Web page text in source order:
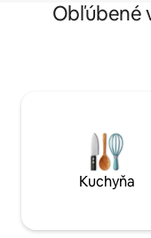
Obľúbené
Kuchyňa